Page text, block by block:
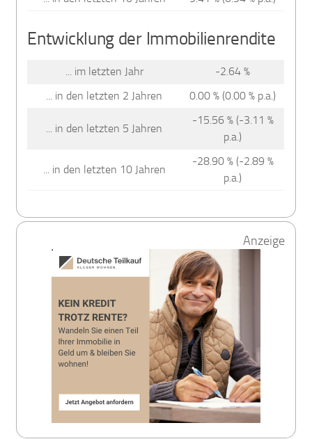
Entwicklung der Immobilienrendite
... im letzten Jahr
-2.64 %
... in den letzten 2 Jahren
0.00 % (0.00 % p.a.)
... in den letzten 5 Jahren
-15.56 % (-3.11 %
p.a.)
... in den letzten 10 Jahren
-28.90 % (-2.89 %
p.a.)
Anzeige